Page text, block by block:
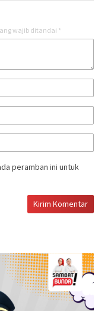
wajib ditandai *
peramban ini untuk